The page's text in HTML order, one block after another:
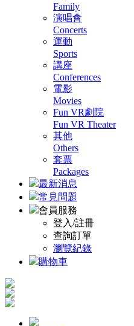
Family
演唱會
Concerts
運動
Sports
講座
Conferences
電影
Movies
Fun VR劇院
Fun VR Theater
其他
Others
套票
Packages
最新消息
常見問題
會員服務
登入/註冊
查詢訂單
瀏覽紀錄
購物車